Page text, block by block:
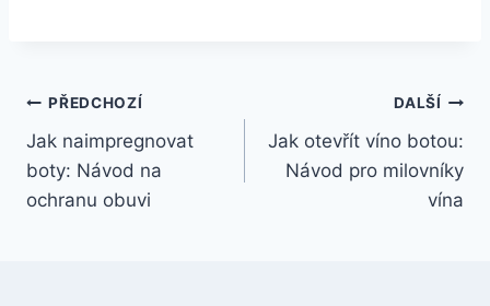
Navigace
pro
příspěvek
PŘEDCHOZÍ
Jak naimpregnovat
boty: Návod na
ochranu obuvi
DALŠÍ
Jak otevřít víno botou:
Návod pro milovníky
vína